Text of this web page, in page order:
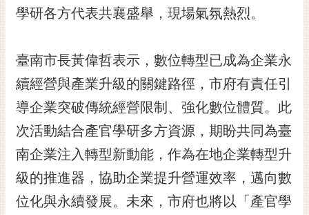
花
泉
桐
花
祭
網
站
導
覽
訂
閱
學研各方代表共襄盛舉，現場氣氛熱烈。
臺南市長黃偉哲表示，數位轉型已成為企業永
續經營與產業升級的關鍵路徑，市府有責任引
導企業突破傳統經營限制、強化數位體質。此
次活動結合產官學研多方資源，期盼共同為臺
南企業注入轉型新動能，作為在地企業轉型升
級的推進器，協助企業提升營運效率，邁向數
位化與永續發展。未來，市府也將以「產官學